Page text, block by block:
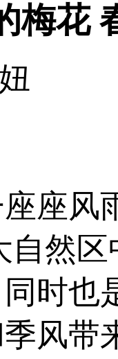
梅花
座风
自然
时也
风带